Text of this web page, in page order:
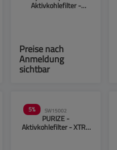
Aktivkohlefilter -
Preise nach
Anmeldung
sichtbar
5% SW15002
PURIZE -
Aktivkohlefilter - XTRA